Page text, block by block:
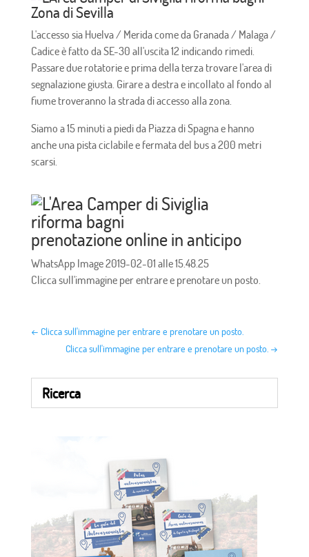
Zona di Sevilla
L'accesso sia Huelva / Merida come da Granada / Malaga /
Cadice è fatto da SE-30 all'uscita 12 indicando rimedi.
Passare due rotatorie e prima della terza trovare l'area di
segnalazione giusta. Girare a destra e incollato al fondo al
fiume troveranno la strada di accesso alla zona.
Siamo a 15 minuti a piedi da Piazza di Spagna e hanno
anche una pista ciclabile e fermata del bus a 200 metri
scarsi.
prenotazione online in anticipo
WhatsApp Image 2019-02-01 alle 15.48.25
Clicca sull'immagine per entrare e prenotare un posto.
← Clicca sull'immagine per entrare e prenotare un posto.
Clicca sull'immagine per entrare e prenotare un posto. →